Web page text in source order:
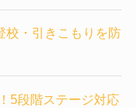
校・引きこもりを防
5段階ステージ対応